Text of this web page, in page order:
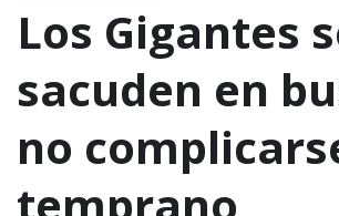
Los Gigantes
sacuden en
no